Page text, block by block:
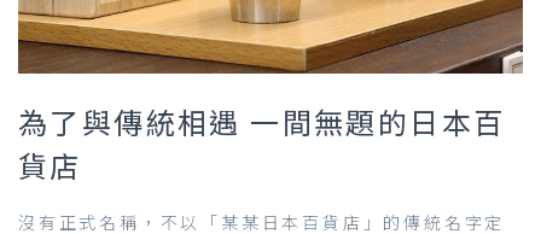
為了與傳統相遇 一間無題的日本百
貨店
沒有正式名稱，不以「某某日本百貨店」的傳統名字定